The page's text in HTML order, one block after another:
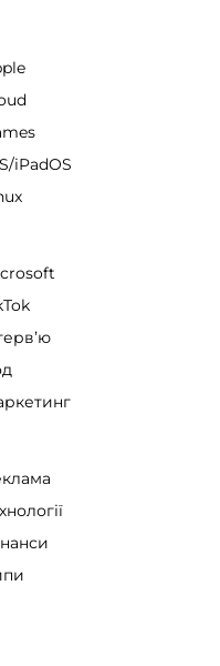
iPadOS